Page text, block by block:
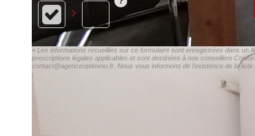
« Les informations recueillies sur ce formulaire sont enregistrées dans un
prescriptions légales applicables et sont destinées à nos conseillers
contact@agenceoptimmo.fr. Nous vous informons de l'existence de la